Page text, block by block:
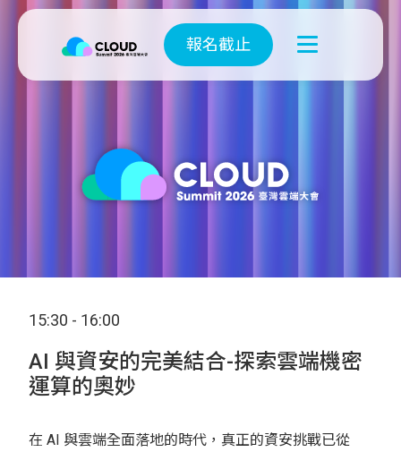
報名截止
15:30 - 16:00
AI 與資安的完美結合-探索雲端機密
運算的奧妙
在 AI 與雲端全面落地的時代，真正的資安挑戰已從